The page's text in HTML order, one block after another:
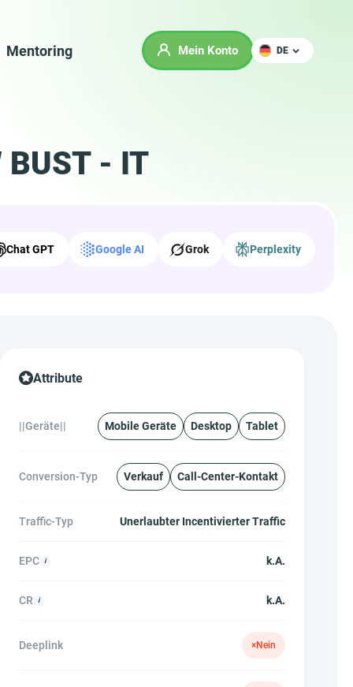
Mentoring Mein Konto DE
- IT
Chat GPT Google AI Grok Perplexity
Attribute
||Geräte|| Mobile Geräte Desktop Tablet
Conversion-Typ Verkauf Call-Center-Kontakt
Traffic-Typ Unerlaubter Incentivierter Traffic
EPC k.A.
CR k.A.
Deeplink ×Nein